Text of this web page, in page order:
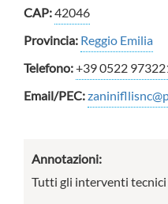
CAP:42046
Provincia: Reggio Emilia
Telefono:+39 0522
Email/PEC:
Annotazioni:
Tutti gli interventi tecnici